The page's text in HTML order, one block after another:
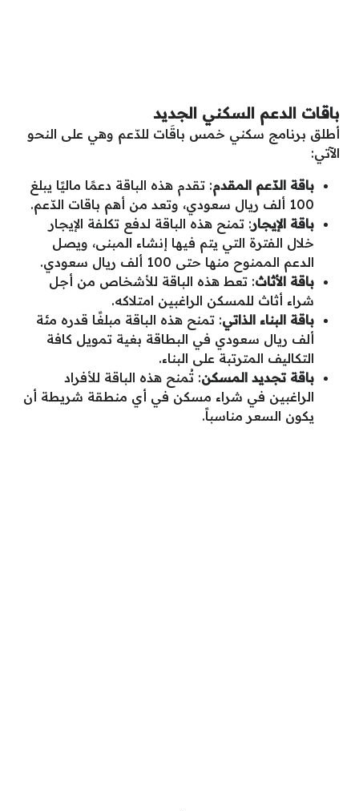
باقات الدعم السكني الجديد
أطلق برنامج سكني خمس باقَات للدّعم وهي على النحو
الآتي:
باقة الدّعم المقدم: تقدم هذه الباقة دعمًا ماليًا يبلغ
100 ألف ريال سعودي، وتعد من أهم باقات الدّعم.
باقة الإيجار: تمنح هذه الباقة لدفع تكلفة الإيجار
خلال الفترة التي يتم فيها إنشاء المبنى، ويصل
الدعم الممنوح منها حتى 100 ألف ريال سعودي.
باقة الأثاث: تعط هذه الباقة للأشخاص من أجل
شراء أثاث للمسكن الراغبين امتلاكه.
باقة البناء الذاتي: تمنح هذه الباقة مبلغًا قدره مئة
ألف ريال سعودي في البطاقة بغية تمويل كافة
التكاليف المترتبة على البناء.
باقة تجديد المسكن: تُمنح هذه الباقة للأفراد
الراغبين في شراء مسكن في أي منطقة شريطة أن
يكون السعر مناسباً.